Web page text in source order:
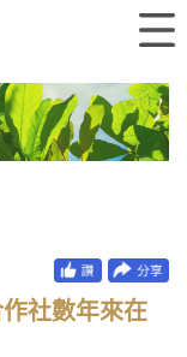
社數年來在